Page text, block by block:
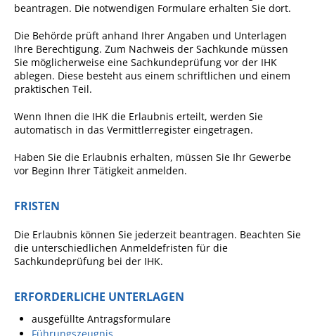
Steillagen/Weinberge
Natur Umwelt Klima
Pop-Up-Museum
Kerngeschichten
Gemmrigheim
Kinder und Jugendliche
Vereine + Kultur
Kirchen
MEIN GEMMRIGHEIM
beantragen. Die notwendigen Formulare erhalten Sie dort.
Die Behörde prüft anhand Ihrer Angaben und Unterlagen
Ihre Berechtigung. Zum Nachweis der Sachkunde müssen
Sie möglicherweise eine Sachkundeprüfung vor der IHK
ablegen. Diese besteht aus einem schriftlichen und einem
praktischen Teil.
Wenn Ihnen die IHK die Erlaubnis erteilt, werden Sie
automatisch in das Vermittlerregister eingetragen.
Haben Sie die Erlaubnis erhalten, müssen Sie Ihr Gewerbe
vor Beginn Ihrer Tätigkeit anmelden.
FRISTEN
Die Erlaubnis können Sie jederzeit beantragen. Beachten Sie
die unterschiedlichen Anmeldefristen für die
Sachkundeprüfung bei der IHK.
ERFORDERLICHE UNTERLAGEN
ausgefüllte Antragsformulare